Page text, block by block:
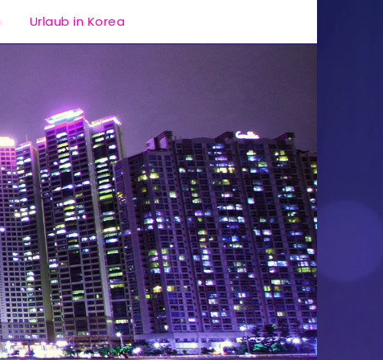
Urlaub in Korea